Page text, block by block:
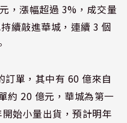
，漲幅超過 3%，成交量
續敲進華城，連續 3 個
訂單，其中有 60 億來自
約 20 億元，華城為第一
始小量出貨，預計明年